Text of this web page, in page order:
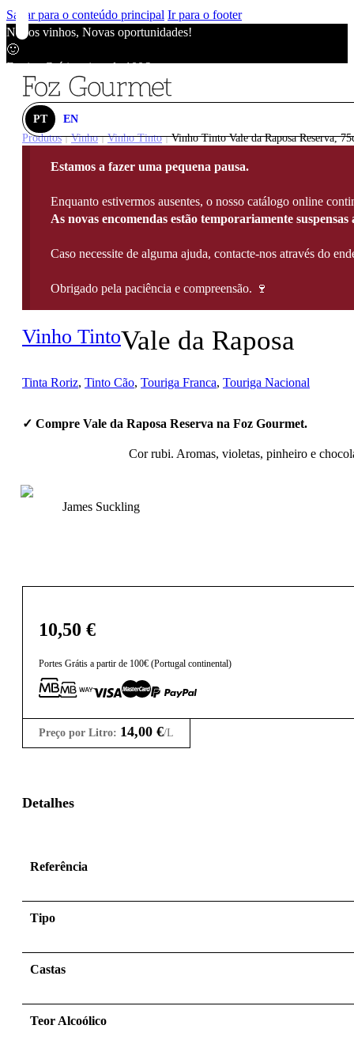
Saltar para o conteúdo principal Ir para o footer
Novos vinhos, Novas oportunidades!
🙂
Envios Grátis acima de 100€
Novos vinhos, Novas oportunidades!
Envios Grátis acima de 100€
Novos vinhos, Novas oportunidades!
Envios Grátis acima de 100€
PT
EN
Produtos | Vinho | Vinho Tinto | Vinho Tinto Vale da Raposa Reserva,
Estamos a fazer uma pequena pausa.
Enquanto estivermos ausentes, o nosso catálogo online
As novas encomendas estão temporariamente suspensas
Caso necessite de alguma ajuda, contacte-nos através do
Obrigado pela paciência e compreensão. 🍷
Vinho TintoVale da Raposa
Tinta Roriz, Tinto Cão, Touriga Franca, Touriga Nacional
✓ Compre Vale da Raposa Reserva na Foz Gourmet.
Cor rubi. Aromas, violetas, pinheiro e
James Suckling
10,50 €
Portes Grátis a partir de 100€ (Portugal continental)
Preço por Litro: 14,00 €/L
Detalhes
Referência
Tipo
Castas
Teor Alcoólico